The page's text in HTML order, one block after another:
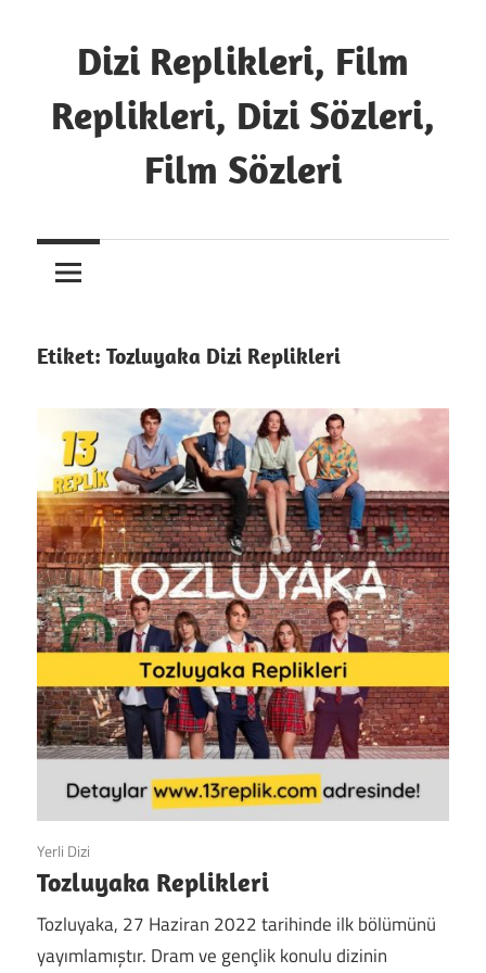
Dizi Replikleri, Film
Replikleri, Dizi Sözleri,
Film Sözleri
Replik
Etiket: Tozluyaka Dizi Replikleri
Yerli Dizi
Tozluyaka Replikleri
Tozluyaka, 27 Haziran 2022 tarihinde ilk bölümünü
yayımlamıştır. Dram ve gençlik konulu dizinin